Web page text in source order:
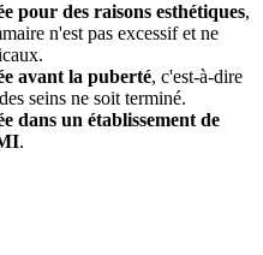
pour des raisons esthétiques,
n'est pas excessif et ne
avant la puberté, c'est-à-dire
seins ne soit terminé.
dans un établissement de
.